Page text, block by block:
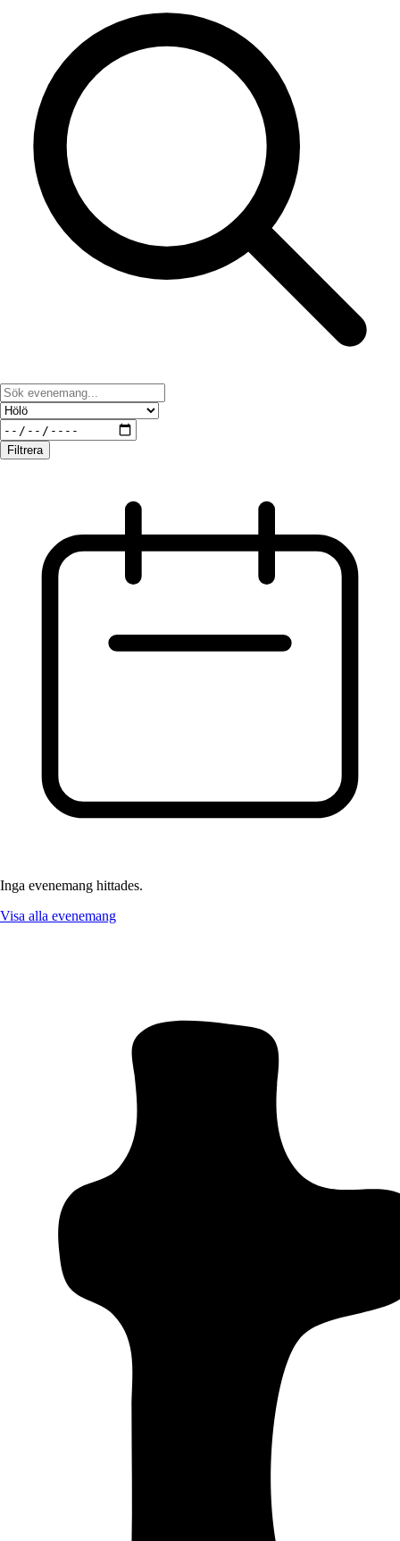
Filtrera
Inga evenemang hittades.
Visa alla evenemang